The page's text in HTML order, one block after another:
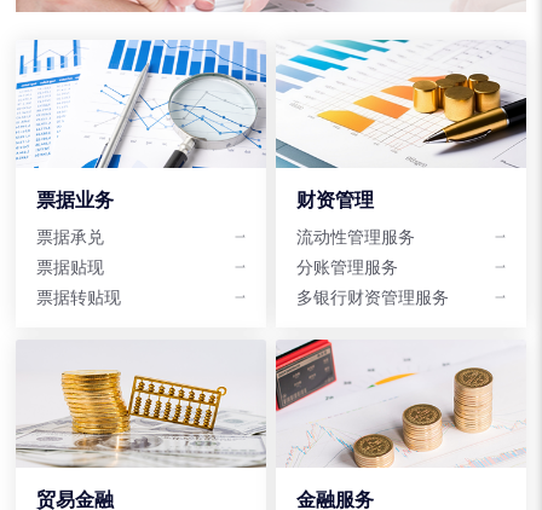
票据业务
票据承兑
票据贴现
票据转贴现
财资管理
流动性管理服务
分账管理服务
多银行财资管理服务
贸易金融 金融服务